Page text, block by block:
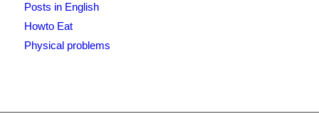
Posts in English
Howto Eat
Physical problems